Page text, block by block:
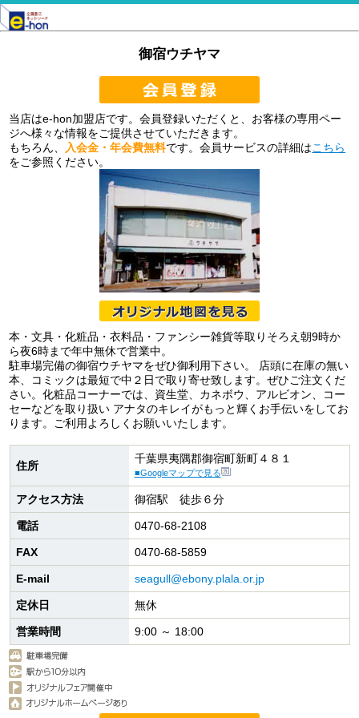
御宿ウチヤマ
当店はe-hon加盟店です。会員登録いただくと、お客様の専用ペー
ジへ様々な情報をご提供させていただきます。
もちろん、
入会金・年会費無料です。会員サービスの詳細はこちら
をご参照ください。
本・文具・化粧品・衣料品・ファンシー雑貨等取りそろえ朝9時か
ら夜6時まで年中無休で営業中。
駐車場完備の御宿ウチヤマをぜひ御利用下さい。 店頭に在庫の無い
本、コミックは最短で中２日で取り寄せ致します。ぜひご注文くだ
さい。化粧品コーナーでは、資生堂、カネボウ、アルビオン、コー
セーなどを取り扱い アナタのキレイがもっと輝くお手伝いをしてお
ります。ご利用よろしくお願いいたします。
住所
千葉県夷隅郡御宿町新町４８１
■Googleマップで見る
アクセス方法 御宿駅 徒歩６分
電話 0470-68-2108
FAX 0470-68-5859
E-mail seagull@ebony.plala.or.jp
定休日 無休
営業時間 9:00 ～ 18:00